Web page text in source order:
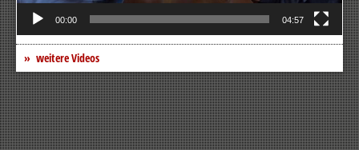
00:00 04:57
weitere Videos